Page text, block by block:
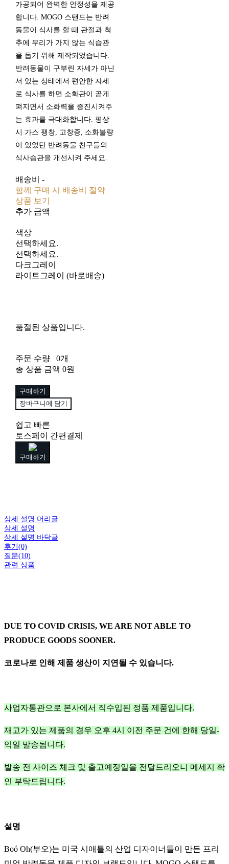
가공되어 완벽한 안정성을 제공
합니다. MOGO 스탠드는 반려
동물이 식사를 할 때 관절과 척
추에 무리가 가지 않는 식습관
을 돕기 위해 제작되었습니다.
반려동물이 구부린 자세가 아닌
서 있는 상태에서 편안한 자세
로 식사를 하면 소화관이 곧게
펴지면서 소화력을 증진시켜주
는 효과를 극대화합니다. 평상
시 가스 팽창, 고창증, 소화불량
이 있었던 반려동물 친구들의
식사습관을 개선시켜 주세요.
배송비 -
함께 구매 시 배송비 절약
상품 보기
추가 금액
색상
선택하세요.
선택하세요.
다크그레이
라이트그레이 (바로배송)
품절된 상품입니다.
주문 수량
0개
총 상품 금액 0원
구매하기
장바구니에 담기
쉽고 빠른
토스페이 간편결제
구매하기
상세 설명 머리글
상세 설명
상세 설명 바닥글
후기(0)
질문(10)
관련 상품
DUE TO COVID CRISIS, WE ARE NOT ABLE TO
PRODUCE GOODS SOONER.
코로나로 인해 제품 생산이 지연될 수 있습니다.
사업자통관으로 본사에서 직수입된 정품 제품입니다.
재고가 있는 제품의 경우 오후 4시 이전 주문 건에 한해 당일-
익일 발송됩니다.
발송 전 사이즈 체크 및 출고예정일을 전달드리오니 메세지 확
인 부탁드립니다.
설명
Boó Oh(부오)는 미국 시애틀의 산업 디자이너들이 만든 프리